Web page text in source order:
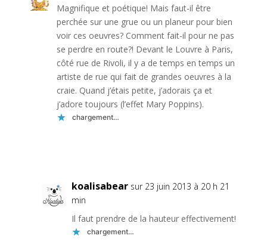
Magnifique et poétique! Mais faut-il être
perchée sur une grue ou un planeur pour bien
voir ces oeuvres? Comment fait-il pour ne pas
se perdre en route?! Devant le Louvre à Paris,
côté rue de Rivoli, il y a de temps en temps un
artiste de rue qui fait de grandes oeuvres à la
craie. Quand j’étais petite, j’adorais ça et
j’adore toujours (l’effet Mary Poppins).
chargement…
koalisabear sur 23 juin 2013 à 20 h 21
min
Il faut prendre de la hauteur effectivement!
chargement…